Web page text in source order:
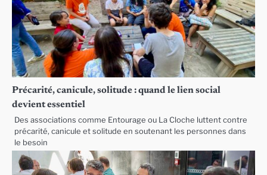
Précarité, canicule, solitude : quand le lien social
devient essentiel
Des associations comme Entourage ou La Cloche luttent contre
précarité, canicule et solitude en soutenant les personnes dans
le besoin